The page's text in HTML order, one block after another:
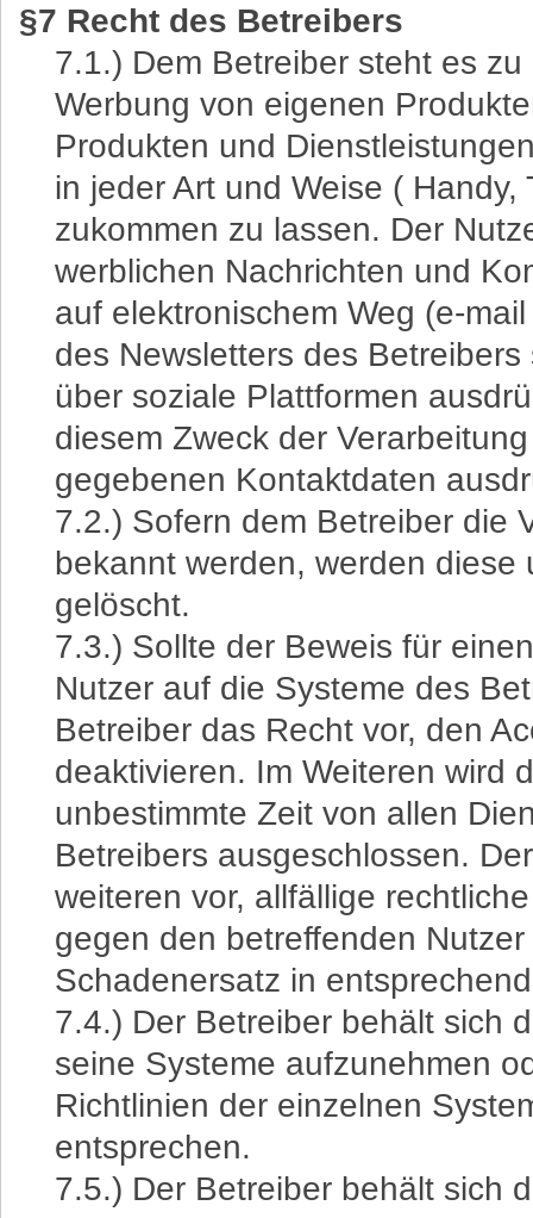
§7 Recht des Betreibers
7.1.) Dem Betreiber steht es
Werbung von eigenen
Produkten und
in jeder Art und Weise (
zukommen zu lassen. Der
werblichen Nachrichten und
auf elektronischem Weg (e-
des Newsletters des
über soziale Plattformen
diesem Zweck der
gegebenen Kontaktdaten
7.2.) Sofern dem Betreiber die
bekannt werden, werden
gelöscht.
7.3.) Sollte der Beweis für
Nutzer auf die Systeme des
Betreiber das Recht vor, den
deaktivieren. Im Weiteren wird
unbestimmte Zeit von allen
Betreibers ausgeschlossen.
weiteren vor, allfällige
gegen den betreffenden
Schadenersatz in
7.4.) Der Betreiber behält sich
seine Systeme aufzunehmen
Richtlinien der einzelnen
entsprechen.
7.5.) Der Betreiber behält sich